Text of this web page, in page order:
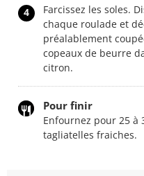
4
Farcissez les soles.
chaque roulade et
préalablement
copeaux de beurre
citron.
Pour finir
Enfournez pour 25 à
tagliatelles fraiches.